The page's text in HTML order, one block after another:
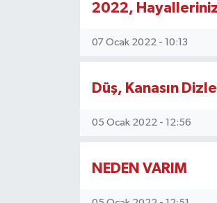
2022,
07 Ocak 2022 - 10:13
Düş, Kanasın
05 Ocak 2022 - 12:56
NEDEN VARIM